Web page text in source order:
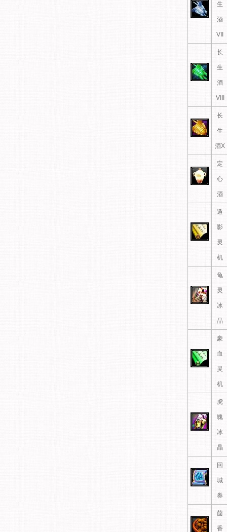
生
酒
VII
长
生
酒
VIII
长
生
酒X
定
心
酒
遁
影
灵
机
龟
灵
冰
晶
豪
血
灵
机
虎
魄
冰
晶
回
城
券
茴
香